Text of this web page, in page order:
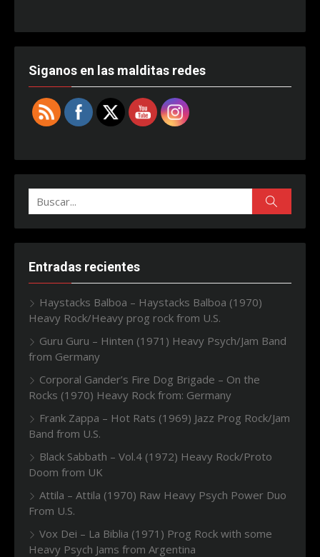
Siganos en las malditas redes
Buscar:
Entradas recientes
Haystacks Balboa – Haystacks Balboa (1970)
Heavy Rock/Heavy prog rock from U.S.
Guru Guru – Hinten (1971) Heavy Psych/Jam Band
from Germany
Corporal Gander’s Fire Dog Brigade – On the
Rocks (1970) Heavy Rock from: Germany
Frank Zappa – Hot Rats (1969) Jazz Prog Rock/Jam
Band from U.S.
Black Sabbath – Vol.4 (1972) Heavy Rock/Proto
Doom from UK
Attila – Attila (1970) Raw Heavy Psych Power Duo
From U.S.
Vox Dei – La Biblia (1971) Prog Rock with some
Heavy Psych Jams from Argentina